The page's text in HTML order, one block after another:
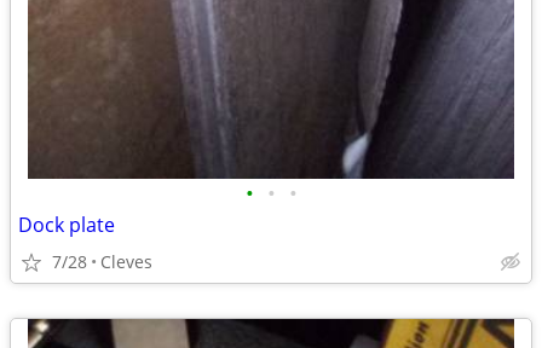
• • •
Dock plate
7/28 Cleves